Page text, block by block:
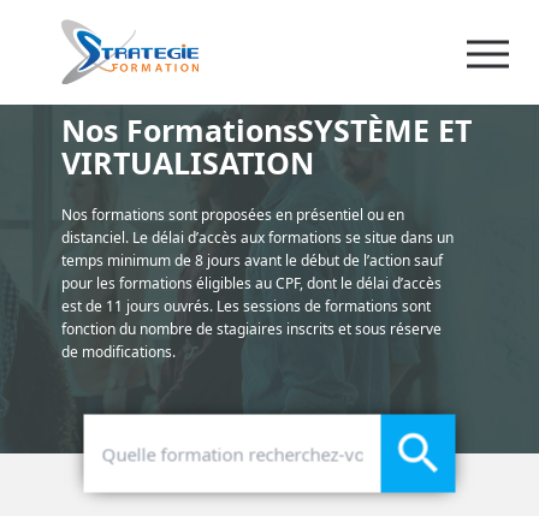
Nos FormationsSYSTÈME ET
VIRTUALISATION
Nos formations sont proposées en présentiel ou en
distanciel. Le délai d’accès aux formations se situe dans un
temps minimum de 8 jours avant le début de l’action sauf
pour les formations éligibles au CPF, dont le délai d’accès
est de 11 jours ouvrés. Les sessions de formations sont
fonction du nombre de stagiaires inscrits et sous réserve
de modifications.
search